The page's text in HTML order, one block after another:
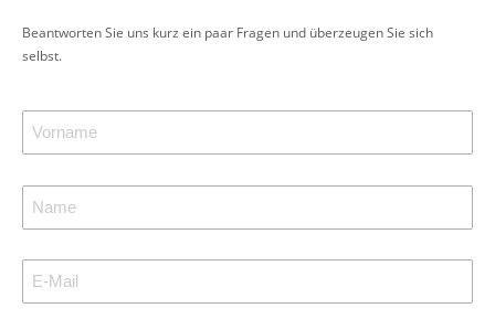
Beantworten Sie uns kurz ein paar Fragen und überzeugen Sie sich
selbst.